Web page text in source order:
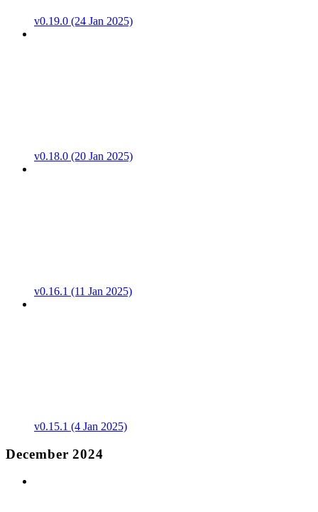
v0.19.0 (24 Jan 2025)
v0.18.0 (20 Jan 2025)
v0.16.1 (11 Jan 2025)
v0.15.1 (4 Jan 2025)
December 2024